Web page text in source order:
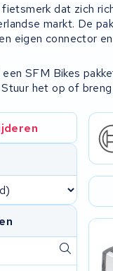
dat zich
markt. De
eigen connector
SFM Bikes
het op of